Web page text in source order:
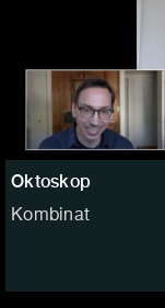
Oktoskop
Kombinat